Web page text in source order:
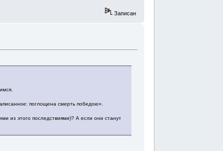
Записан
поглощена смерть победою».
из этого последствиями)? А если они станут